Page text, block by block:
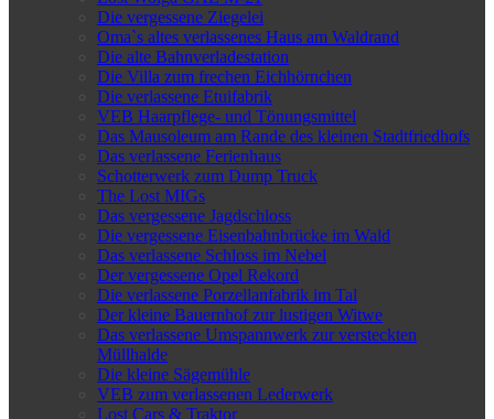
Die vergessene Ziegelei
Oma`s altes verlassenes Haus am Waldrand
Die alte Bahnverladestation
Die Villa zum frechen Eichhörnchen
Die verlassene Etuifabrik
VEB Haarpflege- und Tönungsmittel
Das Mausoleum am Rande des kleinen Stadtfriedhofs
Das verlassene Ferienhaus
Schotterwerk zum Dump Truck
The Lost MIGs
Das vergessene Jagdschloss
Die vergessene Eisenbahnbrücke im Wald
Das verlassene Schloss im Nebel
Der vergessene Opel Rekord
Die verlassene Porzellanfabrik im Tal
Der kleine Bauernhof zur lustigen Witwe
Das verlassene Umspannwerk zur versteckten
Müllhalde
Die kleine Sägemühle
VEB zum verlassenen Lederwerk
Lost Cars & Traktor